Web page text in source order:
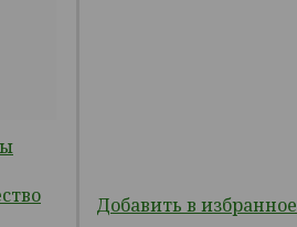
Добавить в избранное